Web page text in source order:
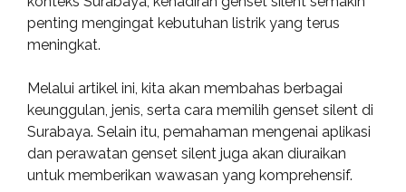
penting mengingat kebutuhan listrik yang terus
meningkat.
Melalui artikel ini, kita akan membahas berbagai
keunggulan, jenis, serta cara memilih genset silent di
Surabaya. Selain itu, pemahaman mengenai aplikasi
dan perawatan genset silent juga akan diuraikan
untuk memberikan wawasan yang komprehensif.